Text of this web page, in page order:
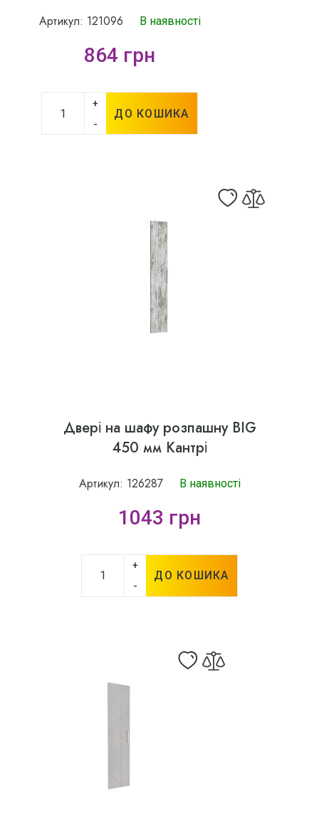
Артикул: 121096 В наявності
864 грн
+
-
ДО КОШИКА
Двері на шафу розпашну BIG
450 мм Кантрі
Артикул: 126287 В наявності
1043 грн
+
-
ДО КОШИКА